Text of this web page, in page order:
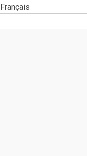
Français